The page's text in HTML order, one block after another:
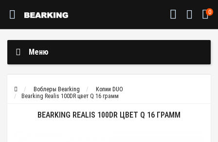
0
Меню
Воблеры Bearking
Копии DUO
Bearking Realis 100DR цвет Q 16 грамм
BEARKING REALIS 100DR ЦВЕТ Q 16 ГРАММ